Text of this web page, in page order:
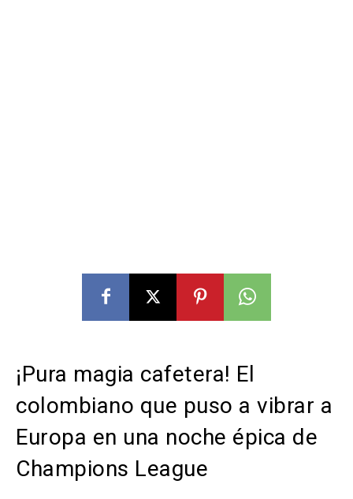
¡Pura magia cafetera! El
colombiano que puso a vibrar a
Europa en una noche épica de
Champions League